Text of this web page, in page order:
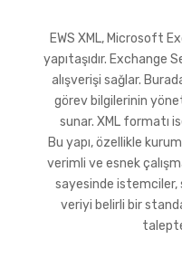
EWS XML, Microsoft
yapıtaşıdır. Exchange
alışverişi sağlar.
görev bilgilerinin
sunar. XML formatı
Bu yapı, özellikle
verimli ve esnek
sayesinde istemciler,
veriyi belirli bir